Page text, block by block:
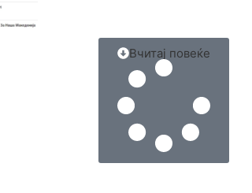
Вчитај повеќе